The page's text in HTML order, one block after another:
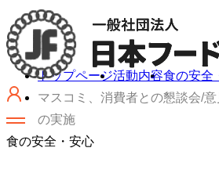
トップページ活動内容食の安全
マスコミ、消費者との懇談会/
の実施
食の安全・安心